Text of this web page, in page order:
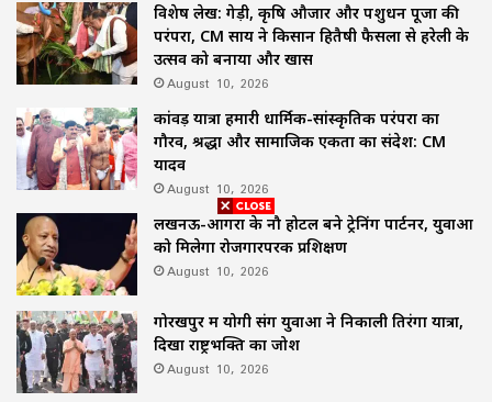
विशेष लेख: गेड़ी, कृषि औजार और पशुधन पूजा की
परंपरा, CM साय ने किसान हितैषी फैसलों से हरेली के
उत्सव को बनाया और खास
August 10, 2026
कांवड़ यात्रा हमारी धार्मिक-सांस्कृतिक परंपरा का
गौरव, श्रद्धा और सामाजिक एकता का संदेश: CM
यादव
August 10, 2026
लखनऊ-आगरा के नौ होटल बने ट्रेनिंग पार्टनर, युवाओं
को मिलेगा रोजगारपरक प्रशिक्षण
August 10, 2026
गोरखपुर में योगी संग युवाओं ने निकाली तिरंगा यात्रा,
दिखा राष्ट्रभक्ति का जोश
August 10, 2026